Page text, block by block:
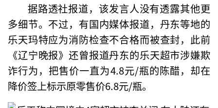
据路透社报道，该发言人没有透露其他更
多细节。不过，有国内媒体报道，丹东等地的
乐天玛特应为消防检查不合格而被查封，此前
《辽宁晚报》还曾报道丹东的乐天超市涉嫌欺
诈行为，把售价一直为4.8元/瓶的陈醋，却在
降价签上标示原零售价6.8元/瓶。